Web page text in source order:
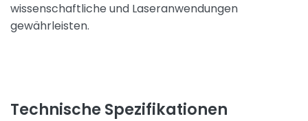
wissenschaftliche und Laseranwendungen
gewährleisten.
Technische Spezifikationen